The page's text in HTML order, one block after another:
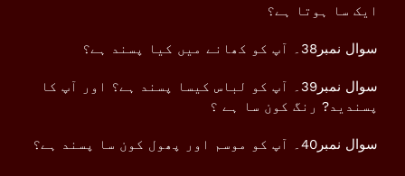
ایک سا ہوتا ہے؟
سوال نمبر38۔ آپ کو کھانے میں کیا پسند ہے؟
سوال نمبر39۔ آپ کو لباس کیسا پسند ہے؟ اور آپ کا
پسندید? رنگ کون سا ہے ؟
سوال نمبر40۔ آپ کو موسم اور پھول کون سا پسند ہے؟